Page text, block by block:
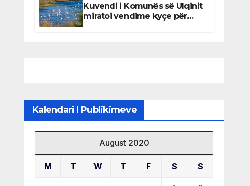
Kuvendi i Komunës së Ulqinit
miratoi vendime kyçe për
Kalendari I Publikimeve
August 2020
M T W T F S S